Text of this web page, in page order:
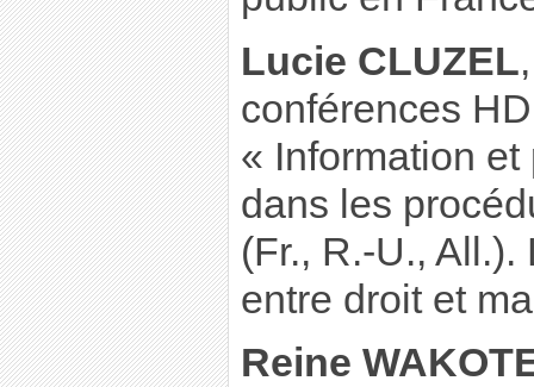
Lucie CLUZEL
conférences
« Information
dans les
(Fr., R.-U.,
entre droit et
Reine